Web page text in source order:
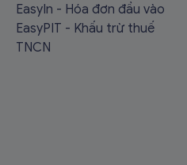
EasyIn - Hóa đơn đầu vào
EasyPIT - Khấu trừ thuế
TNCN